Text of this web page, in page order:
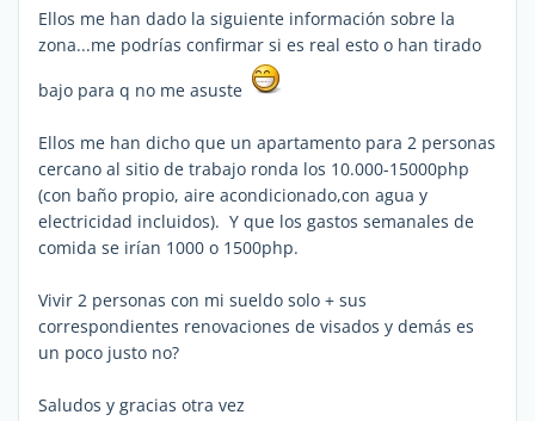
Ellos me han dado la siguiente información sobre la
zona...me podrías confirmar si es real esto o han tirado
bajo para q no me asuste
Ellos me han dicho que un apartamento para 2 personas
cercano al sitio de trabajo ronda los 10.000-15000php
(con baño propio, aire acondicionado,con agua y
electricidad incluidos). Y que los gastos semanales de
comida se irían 1000 o 1500php.
Vivir 2 personas con mi sueldo solo + sus
correspondientes renovaciones de visados y demás es
un poco justo no?
Saludos y gracias otra vez